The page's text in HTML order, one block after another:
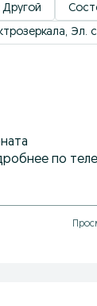
Другой
Эл.
по